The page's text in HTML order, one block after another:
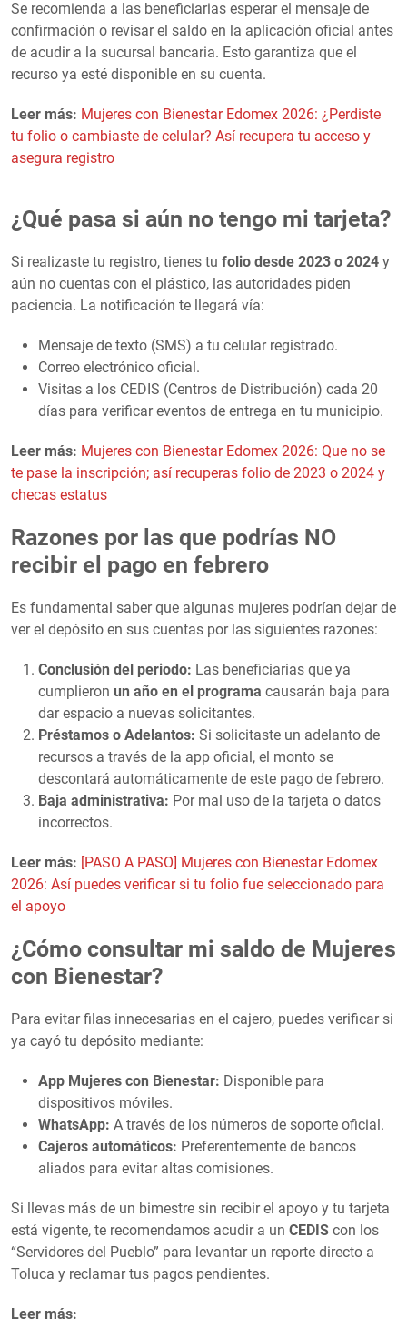
Se recomienda a las beneficiarias esperar el mensaje de
confirmación o revisar el saldo en la aplicación oficial antes
de acudir a la sucursal bancaria. Esto garantiza que el
recurso ya esté disponible en su cuenta.
Leer más: Mujeres con Bienestar Edomex 2026: ¿Perdiste
tu folio o cambiaste de celular? Así recupera tu acceso y
asegura registro
¿Qué pasa si aún no tengo mi tarjeta?
Si realizaste tu registro, tienes tu folio desde 2023 o 2024 y
aún no cuentas con el plástico, las autoridades piden
paciencia. La notificación te llegará vía:
Mensaje de texto (SMS) a tu celular registrado.
Correo electrónico oficial.
Visitas a los CEDIS (Centros de Distribución) cada 20
días para verificar eventos de entrega en tu municipio.
Leer más: Mujeres con Bienestar Edomex 2026: Que no se
te pase la inscripción; así recuperas folio de 2023 o 2024 y
checas estatus
Razones por las que podrías NO
recibir el pago en febrero
Es fundamental saber que algunas mujeres podrían dejar de
ver el depósito en sus cuentas por las siguientes razones:
Conclusión del periodo: Las beneficiarias que ya
cumplieron un año en el programa causarán baja para
dar espacio a nuevas solicitantes.
Préstamos o Adelantos: Si solicitaste un adelanto de
recursos a través de la app oficial, el monto se
descontará automáticamente de este pago de febrero.
Baja administrativa: Por mal uso de la tarjeta o datos
incorrectos.
Leer más: [PASO A PASO] Mujeres con Bienestar Edomex
2026: Así puedes verificar si tu folio fue seleccionado para
el apoyo
¿Cómo consultar mi saldo de Mujeres
con Bienestar?
Para evitar filas innecesarias en el cajero, puedes verificar si
ya cayó tu depósito mediante:
App Mujeres con Bienestar: Disponible para
dispositivos móviles.
WhatsApp: A través de los números de soporte oficial.
Cajeros automáticos: Preferentemente de bancos
aliados para evitar altas comisiones.
Si llevas más de un bimestre sin recibir el apoyo y tu tarjeta
está vigente, te recomendamos acudir a un CEDIS con los
“Servidores del Pueblo” para levantar un reporte directo a
Toluca y reclamar tus pagos pendientes.
Leer más: